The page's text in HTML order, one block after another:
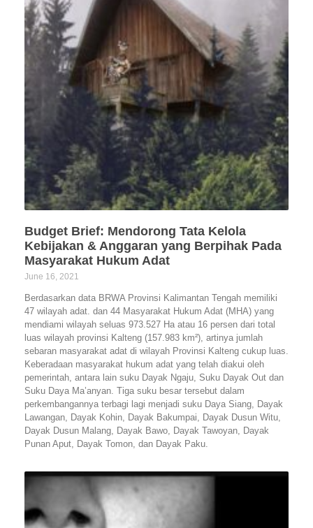
Budget Brief: Mendorong Tata Kelola
Kebijakan & Anggaran yang Berpihak Pada
Masyarakat Hukum Adat
June 16, 2021
Berdasarkan data BRWA Provinsi Kalimantan Tengah memiliki
47 wilayah adat. dan 44 Masyarakat Hukum Adat (MHA) yang
mendiami wilayah seluas 973.527 Ha atau 16 persen dari total
luas wilayah provinsi Kalteng (157.983 km²), artinya jumlah
sebaran masyarakat adat di wilayah Provinsi Kalteng cukup luas.
Keberadaan masyarakat hukum adat yang telah diakui oleh
pemerintah, antara lain suku Dayak Ngaju, Suku Dayak Out dan
Suku Daya Ma’anyan. Tiga suku besar tersebut dalam
perkembangannya terbagi lagi menjadi suku Daya Siang, Dayak
Lawangan, Dayak Kohin, Dayak Bakumpai, Dayak Dusun Witu,
Dayak Dusun Malang, Dayak Bawo, Dayak Tawoyan, Dayak
Punan Aput, Dayak Tomon, dan Dayak Paku.